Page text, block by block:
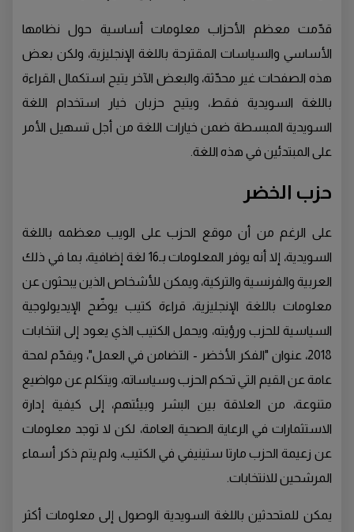
قدّمت معظم الأحزاب معلومات أساسية حول نظامها
الأساسي والسياسات المقترحة باللغة الإنجليزية، ولكن بعض
هذه الصفحات غير محدّثة، والبعض الآخر يتيح استكمال القراءة
باللغة السويدية فقط، ويتيح حزبان خيار استخدام اللغة
السويدية المبسطة ضمن خيارات اللغة من أجل تسهيل الأمر
على المبتدئين في هذه اللغة.
حزب الخضر
على الرغم من أن موقع الحزب على الويب معظمه باللغة
السويدية، إلا أنه يوفر المعلومات بـ16 لغة إضافية، بما في ذلك
العربية والفرنسية والتركية، ويمكن للأشخاص الذين يبحثون عن
معلومات باللغة الإنجليزية، قراءة كتيب يوضّح الإيديولوجية
السياسية للحزب ورؤيته، ويحمل الكتيب الذي يعود إلى انتخابات
2018، عنوان "الفكر الأخضر - التضامن في العمل"، ويقدّم لمحة
عامة عن القيم التي تحكم الحزب وسياساته، ويتكلم عن مواضيع
متنوعة، من العلاقة بين البشر وبيئتهم، إلى كيفية إدارة
الاستثمارات في الرعاية الصحية العامة، لكن لا توجد معلومات
عن زعيمة الحزب مارتا ستينيفي في الكتيب، ولم يتم ذكر أسماء
المرشحين للانتخابات.
يمكن للمتحدثين باللغة السويدية الوصول إلى معلومات أكثر